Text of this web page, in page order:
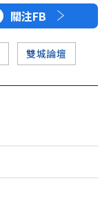
關注FB
雙城論壇